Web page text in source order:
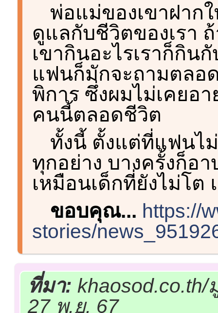
พ่อแม่ของเขาฝาก
ดูแลกับชีวิตของเรา
เขากินอะไรเราก็กิน
แฟนก็มักจะถามตลอ
พิการ ซึ่งผมไม่เคยอ
คนนี้ตลอดชีวิต
ทั้งนี้ ตั้งแต่ที่แฟนไ
ทุกอย่าง บางครั้งก็อ
เหมือนเด็กที่ยังไม่โต
ขอบคุณ... https://
stories/
ที่มา:
27 พ.ย. 67